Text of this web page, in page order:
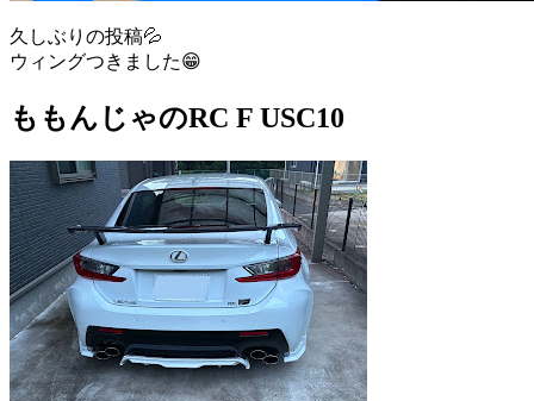
久しぶりの投稿💦
ウィングつきました😁
ももんじゃのRC F USC10